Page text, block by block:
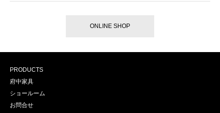
ONLINE SHOP
PRODUCTS
府中家具
ショールーム
お問合せ